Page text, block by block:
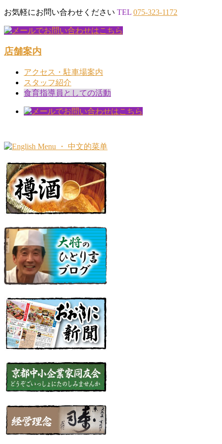
お気軽にお問い合わせください TEL 075-323-1172
店舗案内
アクセス・駐車場案内
スタッフ紹介
食育指導員としての活動